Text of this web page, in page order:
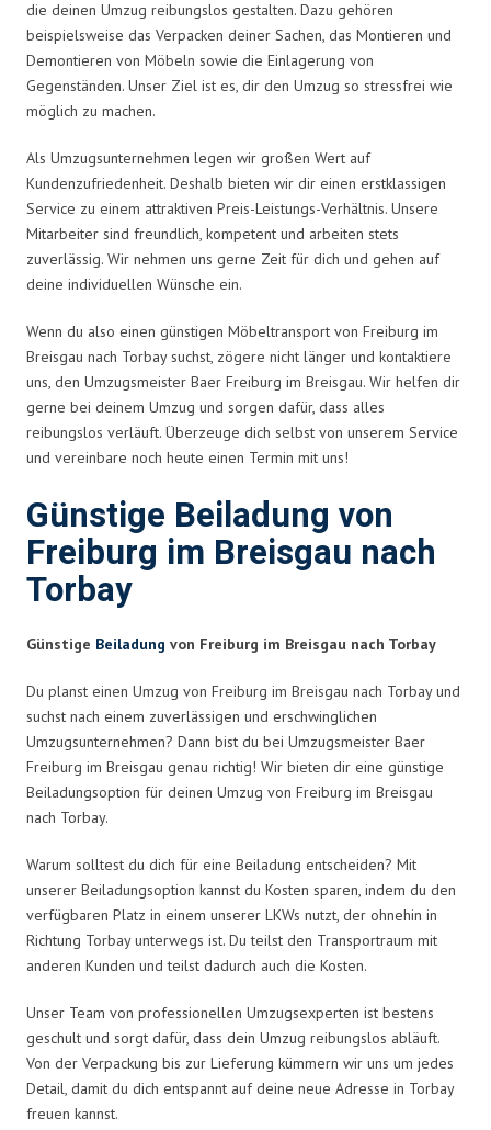
die deinen Umzug reibungslos gestalten. Dazu gehören
beispielsweise das Verpacken deiner Sachen, das Montieren und
Demontieren von Möbeln sowie die Einlagerung von
Gegenständen. Unser Ziel ist es, dir den Umzug so stressfrei wie
möglich zu machen.
Als Umzugsunternehmen legen wir großen Wert auf
Kundenzufriedenheit. Deshalb bieten wir dir einen erstklassigen
Service zu einem attraktiven Preis-Leistungs-Verhältnis. Unsere
Mitarbeiter sind freundlich, kompetent und arbeiten stets
zuverlässig. Wir nehmen uns gerne Zeit für dich und gehen auf
deine individuellen Wünsche ein.
Wenn du also einen günstigen Möbeltransport von Freiburg im
Breisgau nach Torbay suchst, zögere nicht länger und kontaktiere
uns, den Umzugsmeister Baer Freiburg im Breisgau. Wir helfen dir
gerne bei deinem Umzug und sorgen dafür, dass alles
reibungslos verläuft. Überzeuge dich selbst von unserem Service
und vereinbare noch heute einen Termin mit uns!
Günstige Beiladung von
Freiburg im Breisgau nach
Torbay
Günstige Beiladung von Freiburg im Breisgau nach Torbay
Du planst einen Umzug von Freiburg im Breisgau nach Torbay und
suchst nach einem zuverlässigen und erschwinglichen
Umzugsunternehmen? Dann bist du bei Umzugsmeister Baer
Freiburg im Breisgau genau richtig! Wir bieten dir eine günstige
Beiladungsoption für deinen Umzug von Freiburg im Breisgau
nach Torbay.
Warum solltest du dich für eine Beiladung entscheiden? Mit
unserer Beiladungsoption kannst du Kosten sparen, indem du den
verfügbaren Platz in einem unserer LKWs nutzt, der ohnehin in
Richtung Torbay unterwegs ist. Du teilst den Transportraum mit
anderen Kunden und teilst dadurch auch die Kosten.
Unser Team von professionellen Umzugsexperten ist bestens
geschult und sorgt dafür, dass dein Umzug reibungslos abläuft.
Von der Verpackung bis zur Lieferung kümmern wir uns um jedes
Detail, damit du dich entspannt auf deine neue Adresse in Torbay
freuen kannst.